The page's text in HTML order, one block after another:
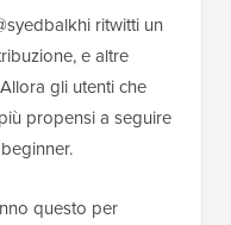
ritwitti un
e altre
gli utenti che
propensi a seguire
questo per